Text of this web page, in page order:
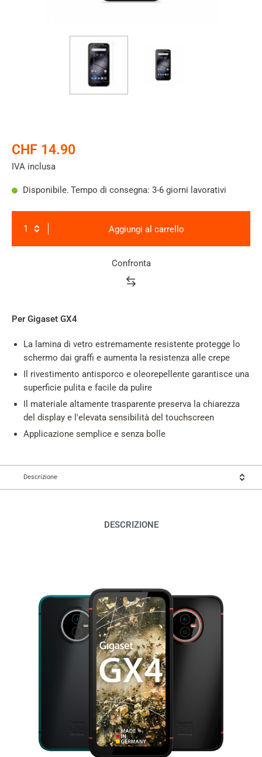
CHF 14.90
IVA inclusa
Disponibile. Tempo di consegna: 3-6 giorni lavorativi
Aggiungi al carrello
Confronta
summary
Per Gigaset GX4
La lamina di vetro estremamente resistente protegge lo
schermo dai graffi e aumenta la resistenza alle crepe
Il rivestimento antisporco e oleorepellente garantisce una
superficie pulita e facile da pulire
Il materiale altamente trasparente preserva la chiarezza
del display e l'elevata sensibilità del touchscreen
Applicazione semplice e senza bolle
Descrizione
DESCRIZIONE